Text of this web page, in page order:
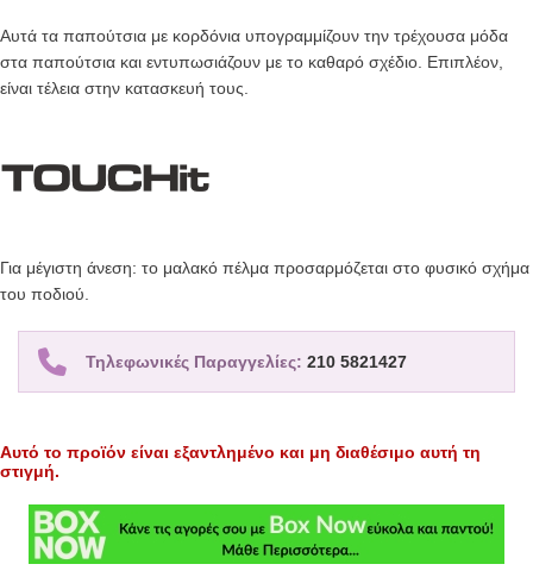
Αυτά τα παπούτσια με κορδόνια υπογραμμίζουν την τρέχουσα μόδα
στα παπούτσια και εντυπωσιάζουν με το καθαρό σχέδιο. Επιπλέον,
είναι τέλεια στην κατασκευή τους.
Για μέγιστη άνεση: το μαλακό πέλμα προσαρμόζεται στο φυσικό σχήμα
του ποδιού.
Τηλεφωνικές Παραγγελίες: 210 5821427
Αυτό το προϊόν είναι εξαντλημένο και μη διαθέσιμο αυτή τη
στιγμή.